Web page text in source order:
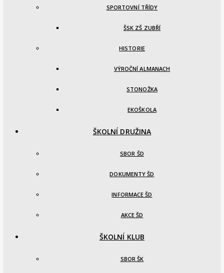
SPORTOVNÍ TŘÍDY
ŠSK ZŠ ZUBŘÍ
HISTORIE
VÝROČNÍ ALMANACH
STONOŽKA
EKOŠKOLA
ŠKOLNÍ DRUŽINA
SBOR ŠD
DOKUMENTY ŠD
INFORMACE ŠD
AKCE ŠD
ŠKOLNÍ KLUB
SBOR ŠK